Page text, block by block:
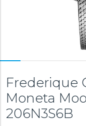
Frederique
Moneta
206N3S6B